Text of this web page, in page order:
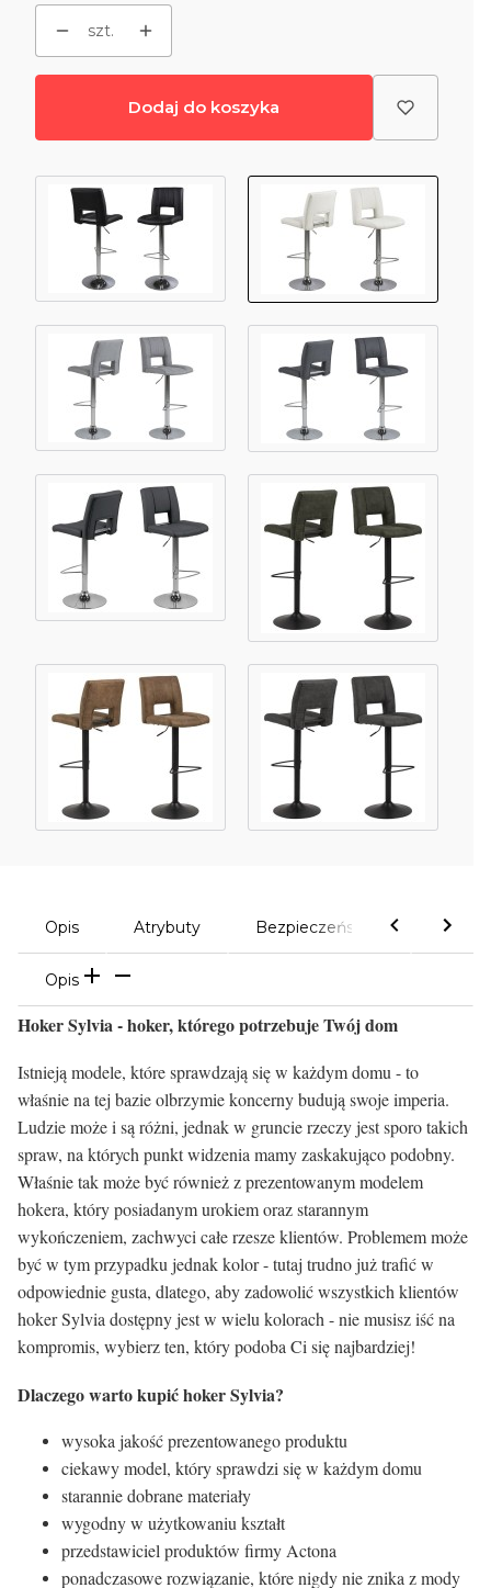
szt.
Dodaj do koszyka
Opis Atrybuty Bezpieczeństwo
Opis
Hoker Sylvia - hoker, którego potrzebuje Twój dom
Istnieją modele, które sprawdzają się w każdym domu - to
właśnie na tej bazie olbrzymie koncerny budują swoje imperia.
Ludzie może i są różni, jednak w gruncie rzeczy jest sporo takich
spraw, na których punkt widzenia mamy zaskakująco podobny.
Właśnie tak może być również z prezentowanym modelem
hokera, który posiadanym urokiem oraz starannym
wykończeniem, zachwyci całe rzesze klientów. Problemem może
być w tym przypadku jednak kolor - tutaj trudno już trafić w
odpowiednie gusta, dlatego, aby zadowolić wszystkich klientów
hoker Sylvia dostępny jest w wielu kolorach - nie musisz iść na
kompromis, wybierz ten, który podoba Ci się najbardziej!
Dlaczego warto kupić hoker Sylvia?
wysoka jakość prezentowanego produktu
ciekawy model, który sprawdzi się w każdym domu
starannie dobrane materiały
wygodny w użytkowaniu kształt
przedstawiciel produktów firmy Actona
ponadczasowe rozwiązanie, które nigdy nie znika z mody